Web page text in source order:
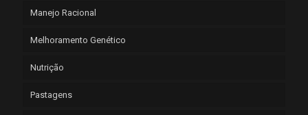
Manejo Racional
Melhoramento Genético
Nutrição
Pastagens